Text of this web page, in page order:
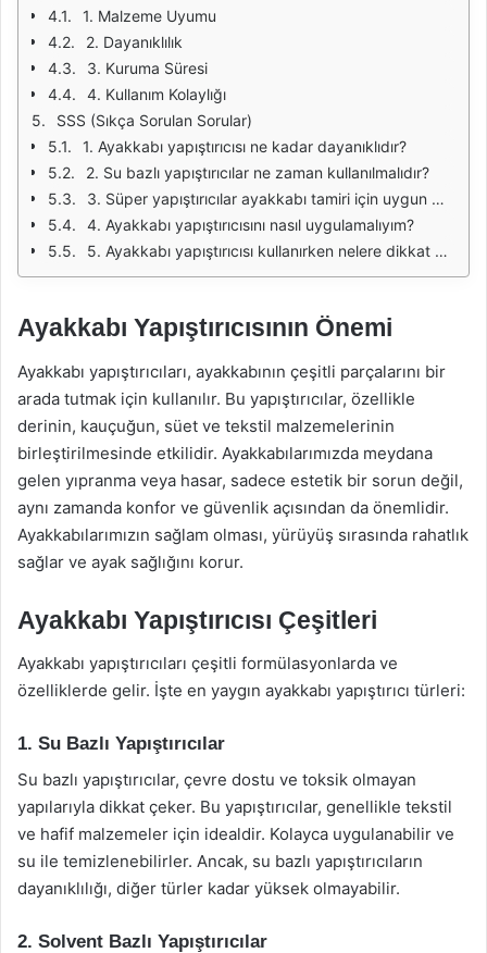
1. Malzeme Uyumu
2. Dayanıklılık
3. Kuruma Süresi
4. Kullanım Kolaylığı
SSS (Sıkça Sorulan Sorular)
1. Ayakkabı yapıştırıcısı ne kadar dayanıklıdır?
2. Su bazlı yapıştırıcılar ne zaman kullanılmalıdır?
3. Süper yapıştırıcılar ayakkabı tamiri için uygun mudur?
4. Ayakkabı yapıştırıcısını nasıl uygulamalıyım?
5. Ayakkabı yapıştırıcısı kullanırken nelere dikkat etmeliyim?
Ayakkabı Yapıştırıcısının Önemi
Ayakkabı yapıştırıcıları, ayakkabının çeşitli parçalarını bir
arada tutmak için kullanılır. Bu yapıştırıcılar, özellikle
derinin, kauçuğun, süet ve tekstil malzemelerinin
birleştirilmesinde etkilidir. Ayakkabılarımızda meydana
gelen yıpranma veya hasar, sadece estetik bir sorun değil,
aynı zamanda konfor ve güvenlik açısından da önemlidir.
Ayakkabılarımızın sağlam olması, yürüyüş sırasında rahatlık
sağlar ve ayak sağlığını korur.
Ayakkabı Yapıştırıcısı Çeşitleri
Ayakkabı yapıştırıcıları çeşitli formülasyonlarda ve
özelliklerde gelir. İşte en yaygın ayakkabı yapıştırıcı türleri:
1. Su Bazlı Yapıştırıcılar
Su bazlı yapıştırıcılar, çevre dostu ve toksik olmayan
yapılarıyla dikkat çeker. Bu yapıştırıcılar, genellikle tekstil
ve hafif malzemeler için idealdir. Kolayca uygulanabilir ve
su ile temizlenebilirler. Ancak, su bazlı yapıştırıcıların
dayanıklılığı, diğer türler kadar yüksek olmayabilir.
2. Solvent Bazlı Yapıştırıcılar